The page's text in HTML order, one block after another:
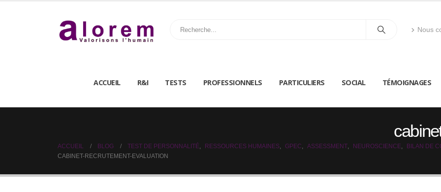
Nous
ACCUEIL R&I TESTS PROFESSIONNELS PARTICULIERS SOCIAL TÉMOIGNAGES
ACCUEIL BLOG TEST DE PERSONNALITÉ RESSOURCES HUMAINES GPEC ASSESSMENT NEUROSCIENCE
BILAN DE
CABINET-RECRUTEMENT-EVALUATION